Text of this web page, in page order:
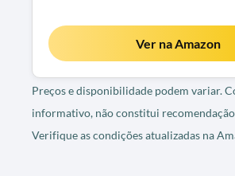
Ver na Amazon
Preços e disponibilidade podem variar.
informativo, não constitui
Verifique as condições atualizadas na